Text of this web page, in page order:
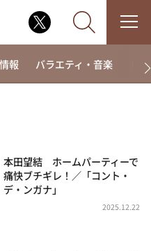
ィ！～ やすとものいたっ
報 バラエティ・音楽 ド
本田望結 ホームパーティーで
痛快ブチギレ！／「コント・
デ・ンガナ」
2025.12.22